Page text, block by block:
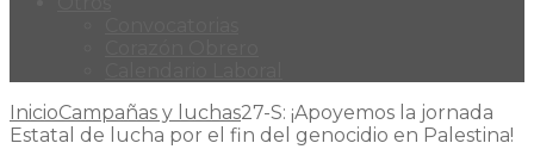
InicioCampañas y luchas27-S: ¡Apoyemos la jornada
Estatal de lucha por el fin del genocidio en Palestina!